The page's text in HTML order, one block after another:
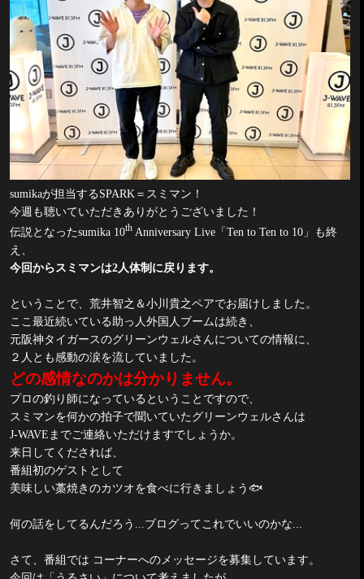
sumikaが担当する SPARK ＝スミマン！
今週も聴いていただきありがとうございました！
伝説となったsumika 10th Anniversary Live 「 Ten to Ten to 10 」も終
え、
今回からスミマンは2 人体制に戻ります。
ということで、荒井智之＆小川貴之ペアでお届けしました。
ここ最近続いている助っ人外国人ブームは続き、
元阪神タイガースのグリーンウェルさんについての情報に、
２人とも感動の涙を流していました。
どの感情なのかは分かりません。
プロの釣り師になっているということですので、
スミマンを何かの拍子で聞いていたグリーンウェルさんは
J-WAVE までご連絡いただけますでしょうか。
来日してくだされば、
番組初のゲストとして
美味しい藁焼きのカツオを食べに行きましょう 🐟
何の話をしてるんだろう...ブログってこれでいいのかな...
さて、番組では コーナーへのメッセージを募集しています。